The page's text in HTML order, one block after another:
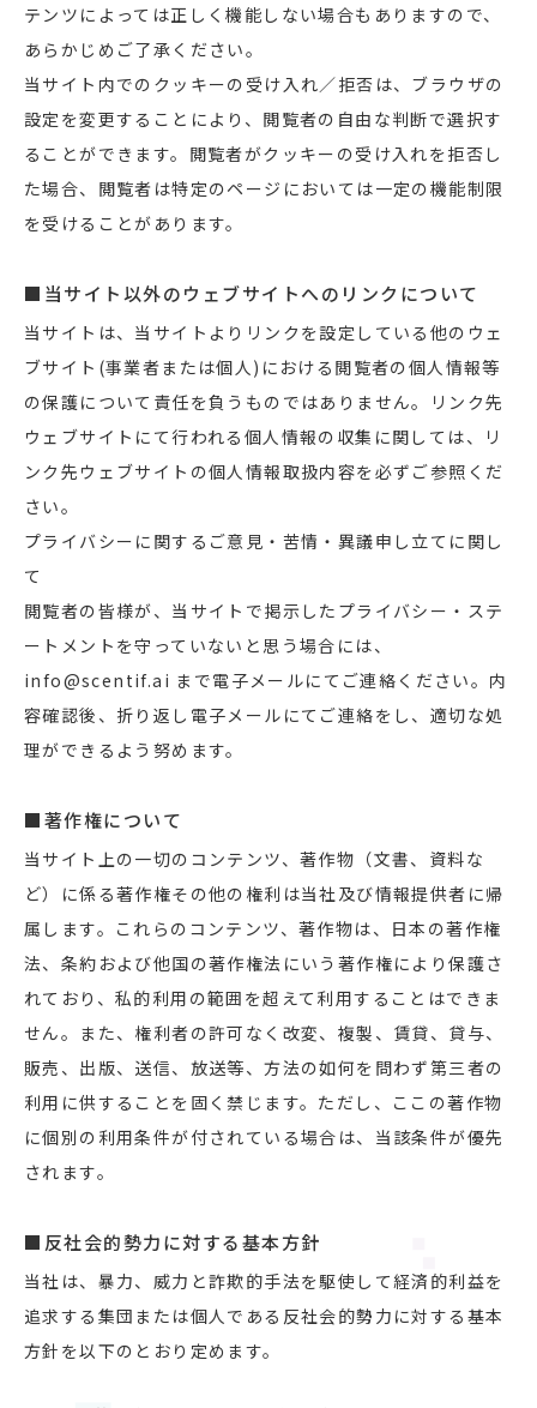
テンツによっては正しく機能しない場合もありますので、
あらかじめご了承ください。
当サイト内でのクッキーの受け入れ／拒否は、ブラウザの
設定を変更することにより、閲覧者の自由な判断で選択す
ることができます。閲覧者がクッキーの受け入れを拒否し
た場合、閲覧者は特定のページにおいては一定の機能制限
を受けることがあります。
■当サイト以外のウェブサイトへのリンクについて
当サイトは、当サイトよりリンクを設定している他のウェ
ブサイト(事業者または個人)における閲覧者の個人情報等
の保護について責任を負うものではありません。リンク先
ウェブサイトにて行われる個人情報の収集に関しては、リ
ンク先ウェブサイトの個人情報取扱内容を必ずご参照くだ
さい。
プライバシーに関するご意見・苦情・異議申し立てに関し
て
閲覧者の皆様が、当サイトで掲示したプライバシー・ステ
ートメントを守っていないと思う場合には、
info@scentif.ai まで電子メールにてご連絡ください。内
容確認後、折り返し電子メールにてご連絡をし、適切な処
理ができるよう努めます。
■著作権について
当サイト上の一切のコンテンツ、著作物（文書、資料な
ど）に係る著作権その他の権利は当社及び情報提供者に帰
属します。これらのコンテンツ、著作物は、日本の著作権
法、条約および他国の著作権法にいう著作権により保護さ
れており、私的利用の範囲を超えて利用することはできま
せん。また、権利者の許可なく改変、複製、賃貸、貸与、
販売、出版、送信、放送等、方法の如何を問わず第三者の
利用に供することを固く禁じます。ただし、ここの著作物
に個別の利用条件が付されている場合は、当該条件が優先
されます。
■反社会的勢力に対する基本方針
当社は、暴力、威力と詐欺的手法を駆使して経済的利益を
追求する集団または個人である反社会的勢力に対する基本
方針を以下のとおり定めます。